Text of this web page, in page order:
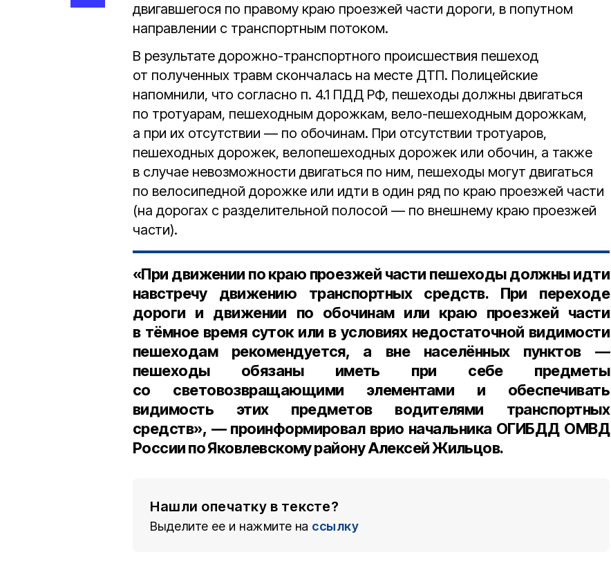
двигавшегося по правому краю проезжей части дороги, в попутном
направлении с транспортным потоком.
В результате дорожно-транспортного происшествия пешеход
от полученных травм скончалась на месте ДТП. Полицейские
напомнили, что согласно п. 4.1 ПДД РФ, пешеходы должны двигаться
по тротуарам, пешеходным дорожкам, вело-пешеходным дорожкам,
а при их отсутствии — по обочинам. При отсутствии тротуаров,
пешеходных дорожек, велопешеходных дорожек или обочин, а также
в случае невозможности двигаться по ним, пешеходы могут двигаться
по велосипедной дорожке или идти в один ряд по краю проезжей части
(на дорогах с разделительной полосой — по внешнему краю проезжей
части).
«При движении по краю проезжей части пешеходы должны идти
навстречу движению транспортных средств. При переходе
дороги и движении по обочинам или краю проезжей части
в тёмное время суток или в условиях недостаточной видимости
пешеходам рекомендуется, а вне населённых пунктов —
пешеходы обязаны иметь при себе предметы
со световозвращающими элементами и обеспечивать
видимость этих предметов водителями транспортных
средств», — проинформировалврио начальника ОГИБДД ОМВД
России по Яковлевскому району Алексей Жильцов.
Нашли опечатку в тексте?
Выделите ее и нажмите на ссылку